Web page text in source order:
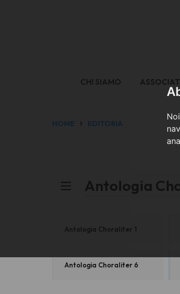
CHI SIAMO
HOME EDITORIA
Antologia
Antologia Choraliter 1
Antologia Choraliter 6